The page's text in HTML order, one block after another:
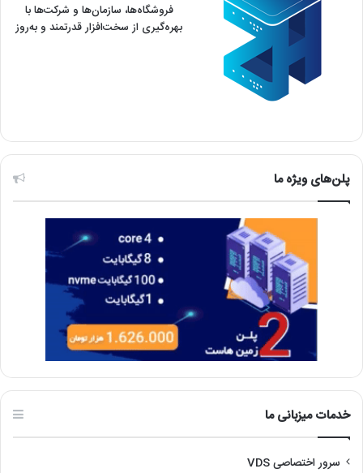
فروشگاه‌ها، سازمان‌ها و شرکت‌ها با
بهره‌گیری از سخت‌افزار قدرتمند و به‌روز
پلن‌های ویژه ما
خدمات میزبانی ما
سرور اختصاصی VDS